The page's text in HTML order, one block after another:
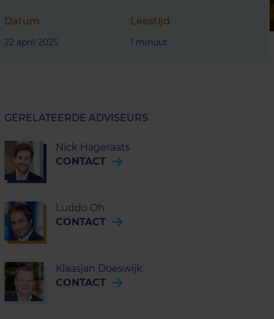
Datum
22 april 2025
Leestijd
1 minuut
GERELATEERDE ADVISEURS
Nick Hageraats
CONTACT
Luddo Oh
CONTACT
Klaasjan Doeswijk
CONTACT